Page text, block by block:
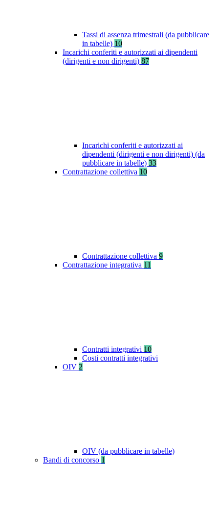
Tassi di assenza trimestrali (da pubblicare
in tabelle) 10
Incarichi conferiti e autorizzati ai dipendenti
(dirigenti e non dirigenti) 87
Incarichi conferiti e autorizzati ai
dipendenti (dirigenti e non dirigenti) (da
pubblicare in tabelle) 33
Contrattazione collettiva 10
Contrattazione collettiva 9
Contrattazione integrativa 11
Contratti integrativi 10
Costi contratti integrativi
OIV 2
OIV (da pubblicare in tabelle)
Bandi di concorso 1